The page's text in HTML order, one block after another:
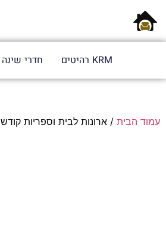
KRM רהיטים חדרי שינה
עמוד הבית / ארונות לבית וספריות קודש